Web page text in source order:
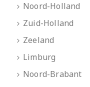
Noord-Holland
Zuid-Holland
Zeeland
Limburg
Noord-Brabant